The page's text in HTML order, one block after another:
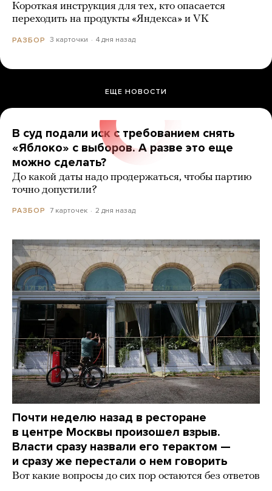
Короткая инструкция для тех, кто опасается
переходить на продукты «Яндекса» и VK
РАЗБОР 3 карточки 4 дня назад
ЕЩЕ НОВОСТИ
В суд подали иск с требованием снять
«Яблоко» с выборов. А разве это еще
можно сделать?
До какой даты надо продержаться, чтобы партию
точно допустили?
РАЗБОР 7 карточек 2 дня назад
Почти неделю назад в ресторане
в центре Москвы произошел взрыв.
Власти сразу назвали его терактом —
и сразу же перестали о нем говорить
Вот какие вопросы до сих пор остаются без ответов